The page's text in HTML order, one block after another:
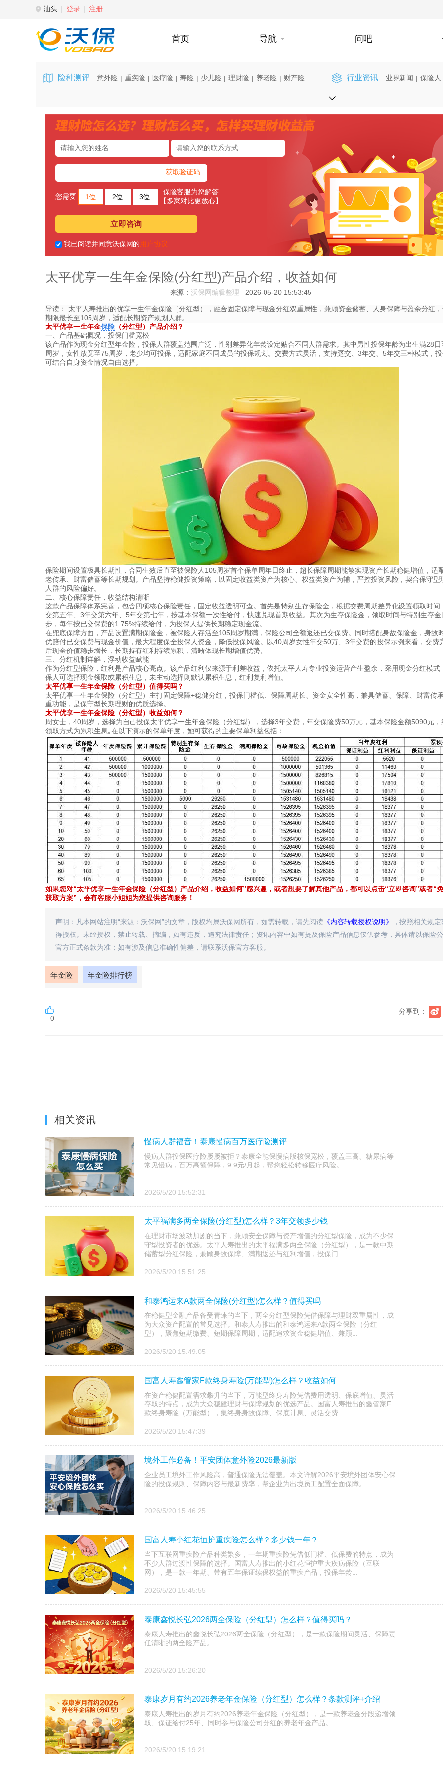
汕头 登录 注册
首页 导航 问吧
险种测评 意外险 | 重疾险 | 医疗险 | 寿险 | 少儿险 | 理财险 | 养老险 | 财产险 行业资讯 业界新闻 | 保险人
获取验证码
您需要 1位 2位 3位
保险客服为您解答
【多家对比更放心】
立即咨询
我已阅读并同意沃保网的 用户协议
太平优享一生年金保险(分红型)产品介绍，收益如何
来源： 沃保网编辑整理 2026-05-20 15:53:45
导读：
太平人寿推出的优享一生年金保险（分红型），融合固定保障与现金分红双重属性，兼顾资金储蓄、人身保障与盈余分红，
期限最长至105周岁，适配长期资产规划人群。
太平优享一生年金保险（分红型）产品介绍？
一、产品基础概况，投保门槛宽松
该产品作为现金分红型年金险，投保人群覆盖范围广泛，性别差异化年龄设定贴合不同人群需求。其中男性投保年龄为出生满28日
周岁，女性放宽至75周岁，老少均可投保，适配家庭不同成员的投保规划。交费方式灵活，支持趸交、3年交、5年交三种模式，投
可结合自身资金情况自由选择。
保险期间设置极具长期性，合同生效后直至被保险人105周岁首个保单周年日终止，超长保障周期能够实现资产长期稳健增值，适
老传承、财富储蓄等长期规划。产品坚持稳健投资策略，以固定收益类资产为核心、权益类资产为辅，严控投资风险，契合保守型
人群的风险偏好。
二、核心保障责任，收益结构清晰
这款产品保障体系完善，包含四项核心保险责任，固定收益透明可查。首先是特别生存保险金，根据交费周期差异化设置领取时间
交第五年、3年交第六年、5年交第七年，按基本保额一次性给付，快速兑现首期收益。其次为生存保险金，领取时间与特别生存金
步，每年按已交保费的1.75%持续给付，为投保人提供长期稳定现金流。
在兜底保障方面，产品设置满期保险金，被保险人存活至105周岁期满，保险公司全额返还已交保费。同时搭配身故保险金，身故
优赔付已交保费与现金价值，最大程度保全投保人资金，降低投保风险。以40周岁女性年交50万、3年交费的投保示例来看，交费
后现金价值稳步增长，长期持有红利持续累积，清晰体现长期增值优势。
三、分红机制详解，浮动收益赋能
作为分红型保险，红利是产品核心亮点。该产品红利仅来源于利差收益，依托太平人寿专业投资运营产生盈余，采用现金分红模式
保人可选择现金领取或累积生息，未主动选择则默认累积生息，红利复利增值。
太平优享一生年金保险（分红型）值得买吗？
太平优享一生年金保险（分红型）主打固定保障+稳健分红，投保门槛低、保障周期长、资金安全性高，兼具储蓄、保障、财富传
重功能，是保守型长期理财的优质选择。
太平优享一生年金保险（分红型）收益如何？
周女士，40周岁，选择为自己投保太平优享一生年金保险（分红型），选择3年交费，年交保险费50万元，基本保险金额5090元，
领取方式为累积生息｡在以下演示的保单年度，她可获得的主要保单利益包括：
如果您对“太平优享一生年金保险（分红型）产品介绍，收益如何”感兴趣，或者想要了解其他产品，都可以点击“立即咨询”或者“
获取方案”，会有客服小姐姐为您提供咨询服务！
声明：凡本网站注明“来源：沃保网”的文章，版权均属沃保网所有，如需转载，请先阅读《内容转载授权说明》
，按照相关规定
得授权。未经授权，禁止转载、摘编，如有违反，追究法律责任；资讯内容中如有提及保险产品信息仅供参考，具体请以保险公
官方正式条款为准；如有涉及信息准确性偏差，请联系沃保官方客服。
年金险 年金险排行榜
0
分享到：
相关资讯
慢病人群福音！泰康慢病百万医疗险测评
慢病人群投保医疗险屡屡被拒？泰康全能保慢病版核保宽松，覆盖三高、糖尿病等
常见慢病，百万高额保障，9.9元/月起，帮您轻松转移医疗风险。
2026/5/20 15:52:31
太平福满多两全保险(分红型)怎么样？3年交领多少钱
在理财市场波动加剧的当下，兼顾安全保障与资产增值的分红型保险，成为不少保
守型投资者的优选。太平人寿推出的太平福满多两全保险（分红型），是一款中期
储蓄型分红保险，兼顾身故保障、满期返还与红利增值，投保门...
2026/5/20 15:51:25
和泰鸿运来A款两全保险(分红型)怎么样？值得买吗
在稳健型金融产品备受青睐的当下，两全分红型保险凭借保障与理财双重属性，成
为大众资产配置的常见选择。和泰人寿推出的和泰鸿运来A款两全保险（分红
型），聚焦短期缴费、短期保障周期，适配追求资金稳健增值、兼顾...
2026/5/20 15:49:05
国富人寿鑫管家F款终身寿险(万能型)怎么样？收益如何
在资产稳健配置需求攀升的当下，万能型终身寿险凭借费用透明、保底增值、灵活
存取的特点，成为大众稳健理财与保障规划的优选产品。国富人寿推出的鑫管家F
款终身寿险（万能型），集终身身故保障、保底计息、灵活交费...
2026/5/20 15:47:39
境外工作必备！平安团体意外险2026最新版
企业员工境外工作风险高，普通保险无法覆盖。本文详解2026平安境外团体安心保
险的投保规则、保障内容与最新费率，帮企业为出境员工配置全面保障。
2026/5/20 15:46:25
国富人寿小红花恒护重疾险怎么样？多少钱一年？
当下互联网重疾险产品种类繁多，一年期重疾险凭借低门槛、低保费的特点，成为
不少人群过渡性保障的选择。国富人寿推出的小红花恒护重大疾病保险（互联
网），是一款一年期、带有五年保证续保权益的重疾产品，投保年龄...
2026/5/20 15:45:55
泰康鑫悦长弘2026两全保险（分红型）怎么样？值得买吗？
泰康人寿推出的鑫悦长弘2026两全保险（分红型），是一款保险期间灵活、保障责
任清晰的两全险产品。
2026/5/20 15:26:20
泰康岁月有约2026养老年金保险（分红型）怎么样？条款测评+介绍
泰康人寿推出的岁月有约2026养老年金保险（分红型），是一款养老金分段递增领
取、保证给付25年、同时参与保险公司分红的养老年金产品。
2026/5/20 15:19:21